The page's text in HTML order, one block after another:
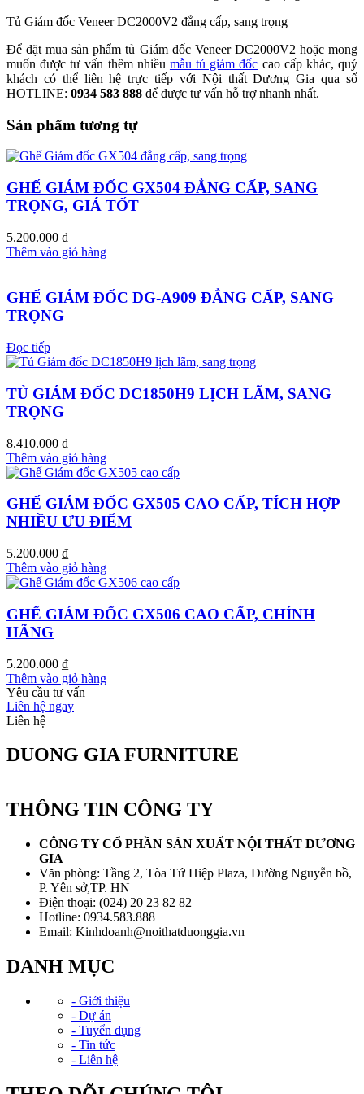
Tủ Giám đốc Veneer DC2000V2 đẳng cấp, sang trọng
Để đặt mua sản phẩm tủ Giám đốc Veneer DC2000V2 hoặc mong
muốn được tư vấn thêm nhiều mẫu tủ giám đốc cao cấp khác, quý
khách có thể liên hệ trực tiếp với Nội thất Dương Gia qua số
HOTLINE: 0934 583 888 để được tư vấn hỗ trợ nhanh nhất.
Sản phẩm tương tự
GHẾ GIÁM ĐỐC GX504 ĐẲNG CẤP, SANG
TRỌNG, GIÁ TỐT
5.200.000 ₫
Thêm vào giỏ hàng
GHẾ GIÁM ĐỐC DG-A909 ĐẲNG CẤP, SANG
TRỌNG
Đọc tiếp
TỦ GIÁM ĐỐC DC1850H9 LỊCH LÃM, SANG
TRỌNG
8.410.000 ₫
Thêm vào giỏ hàng
GHẾ GIÁM ĐỐC GX505 CAO CẤP, TÍCH HỢP
NHIỀU ƯU ĐIỂM
5.200.000 ₫
Thêm vào giỏ hàng
GHẾ GIÁM ĐỐC GX506 CAO CẤP, CHÍNH
HÃNG
5.200.000 ₫
Thêm vào giỏ hàng
Yêu cầu tư vấn
Liên hệ ngay
Liên hệ
DUONG GIA FURNITURE
THÔNG TIN CÔNG TY
CÔNG TY CỔ PHẦN SẢN XUẤT NỘI THẤT DƯƠNG
GIA
Văn phòng: Tầng 2, Tòa Tứ Hiệp Plaza, Đường Nguyễn bồ,
P. Yên sở,TP. HN
Điện thoại: (024) 20 23 82 82
Hotline: 0934.583.888
Email: Kinhdoanh@noithatduonggia.vn
DANH MỤC
- Giới thiệu
- Dự án
- Tuyển dụng
- Tin tức
- Liên hệ